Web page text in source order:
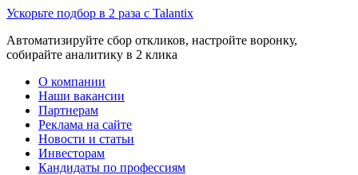
Ускорьте подбор в 2 раза с Talantix
Автоматизируйте сбор откликов, настройте воронку,
собирайте аналитику в 2 клика
О компании
Наши вакансии
Партнерам
Реклама на сайте
Новости и статьи
Инвесторам
Кандидаты по профессиям